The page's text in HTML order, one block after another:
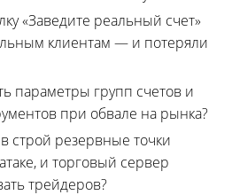
«Заведите реальный счет»
клиентам — и потеряли
параметры групп счетов и
при обвале на рынка?
строй резервные точки
и торговый сервер
трейдеров?